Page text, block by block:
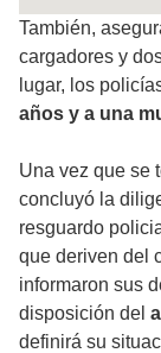
También,
cargadores y
lugar, los
años y a una
Una vez que se
concluyó la
resguardo
que deriven del
informaron sus
disposición del
definirá su